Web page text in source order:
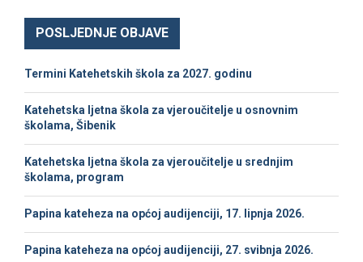
h
o
r
:
POSLJEDNJE OBJAVE
Termini Katehetskih škola za 2027. godinu
Katehetska ljetna škola za vjeroučitelje u osnovnim
školama, Šibenik
Katehetska ljetna škola za vjeroučitelje u srednjim
školama, program
Papina kateheza na općoj audijenciji, 17. lipnja 2026.
Papina kateheza na općoj audijenciji, 27. svibnja 2026.